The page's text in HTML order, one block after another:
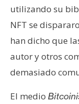
r
s
o
s
o
utilizando su
NFT se
han dicho que
autor y otros
demasiado
El medio